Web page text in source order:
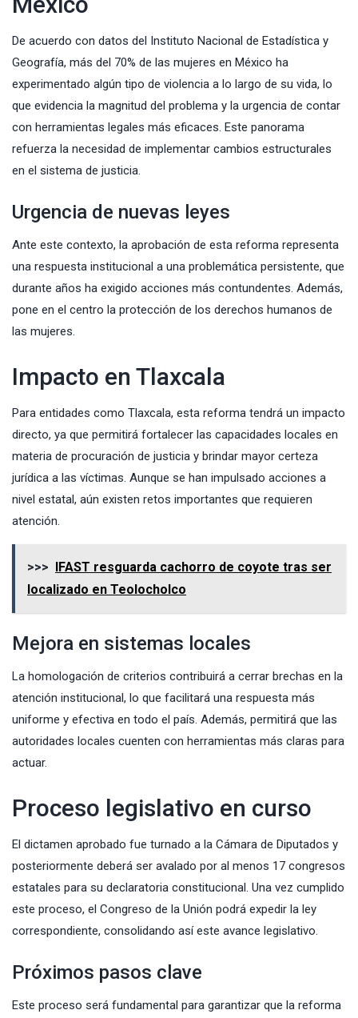
De acuerdo con datos del Instituto Nacional de Estadística y
Geografía, más del 70% de las mujeres en México ha
experimentado algún tipo de violencia a lo largo de su vida, lo
que evidencia la magnitud del problema y la urgencia de contar
con herramientas legales más eficaces. Este panorama
refuerza la necesidad de implementar cambios estructurales
en el sistema de justicia.
Urgencia de nuevas leyes
Ante este contexto, la aprobación de esta reforma representa
una respuesta institucional a una problemática persistente, que
durante años ha exigido acciones más contundentes. Además,
pone en el centro la protección de los derechos humanos de
las mujeres.
Impacto en Tlaxcala
Para entidades como Tlaxcala, esta reforma tendrá un impacto
directo, ya que permitirá fortalecer las capacidades locales en
materia de procuración de justicia y brindar mayor certeza
jurídica a las víctimas. Aunque se han impulsado acciones a
nivel estatal, aún existen retos importantes que requieren
atención.
>>> IFAST resguarda cachorro de coyote tras ser
localizado en Teolocholco
Mejora en sistemas locales
La homologación de criterios contribuirá a cerrar brechas en la
atención institucional, lo que facilitará una respuesta más
uniforme y efectiva en todo el país. Además, permitirá que las
autoridades locales cuenten con herramientas más claras para
actuar.
Proceso legislativo en curso
El dictamen aprobado fue turnado a la Cámara de Diputados y
posteriormente deberá ser avalado por al menos 17 congresos
estatales para su declaratoria constitucional. Una vez cumplido
este proceso, el Congreso de la Unión podrá expedir la ley
correspondiente, consolidando así este avance legislativo.
Próximos pasos clave
Este proceso será fundamental para garantizar que la reforma